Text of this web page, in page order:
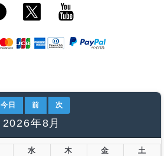
今日 前 次
2026年8月
水 木 金 土